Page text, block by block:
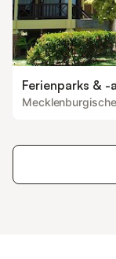
Ferienparks & -